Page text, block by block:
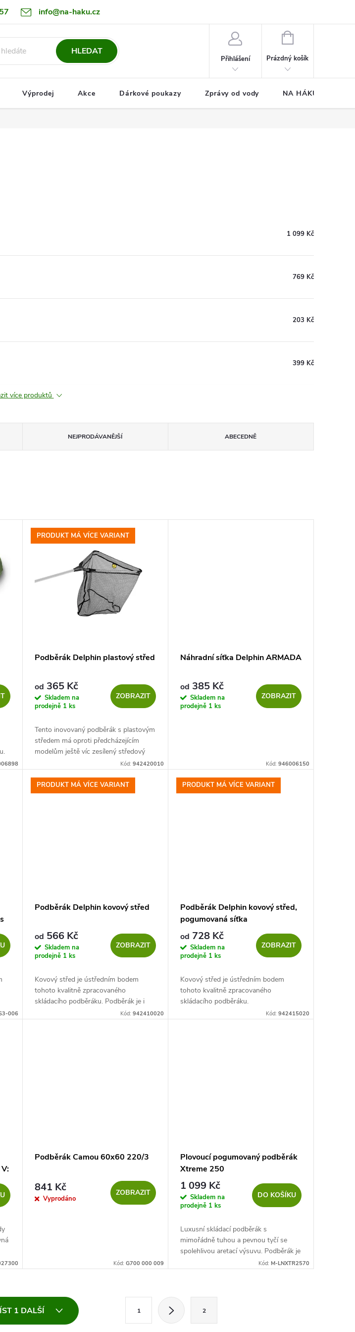
info@na-haku.cz
HLEDAT
Přihlášení
NÁKUPNÍ
Prázdný košík
Výprodej Akce Dárkové poukazy Zprávy od vody NA HÁKU CUP
1 099 Kč
769 Kč
203 Kč
399 Kč
více produktů
NEJPRODÁVANĚJŠÍ ABECEDNĚ
PRODUKT MÁ VÍCE VARIANT
Podběrák Delphin plastový střed
od 365 Kč
Skladem na
prodejně 1 ks
ZOBRAZIT
Tento inovovaný podběrák s plastovým
středem má oproti předcházejícím
modelům ještě víc zesílený středový
spoj. To zaručuje jeho zvýšenou
používání,...
Kód: 942420010
Náhradní síťka Delphin ARMADA
od 385 Kč
Skladem na
prodejně 1 ks
ZOBRAZIT
Kód: 946006150
006
PRODUKT MÁ VÍCE VARIANT
Podběrák Delphin kovový střed
od 566 Kč
Skladem na
prodejně 1 ks
ZOBRAZIT
Kovový střed je ústředním bodem
tohoto kvalitně zpracovaného
skládacího podběráku. Podběrák je i
přes použití vysokého počtu kovových
Kód: 942410020
PRODUKT MÁ VÍCE VARIANT
Podběrák Delphin kovový střed,
pogumovaná síťka
od 728 Kč
Skladem na
prodejně 1 ks
ZOBRAZIT
Kovový střed je ústředním bodem
tohoto kvalitně zpracovaného
skládacího podběráku.
Kód: 942415020
Podběrák Camou 60x60 220/3
841 Kč
Vyprodáno
ZOBRAZIT
Kód: G700 000 009
Plovoucí pogumovaný podběrák
Xtreme 250
1 099 Kč
Skladem na
prodejně 1 ks
DO KOŠÍKU
Luxusní skládací podběrák s
mimořádně tuhou a pevnou tyčí se
spolehlivou aretací výsuvu. Podběrák je
kompletně plovoucí díky plovákům,
Kód: M-LNXTR2570
1 DALŠÍ 1 2